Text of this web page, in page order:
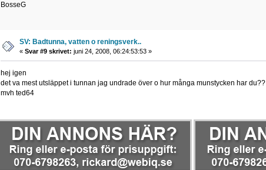
BosseG
SV: Badtunna, vatten o reningsverk..
« Svar #9 skrivet: juni 24, 2008, 06:24:53:53 »
hej igen
det va mest utsläppet i tunnan jag undrade över o hur många munstycken har du??
mvh ted64